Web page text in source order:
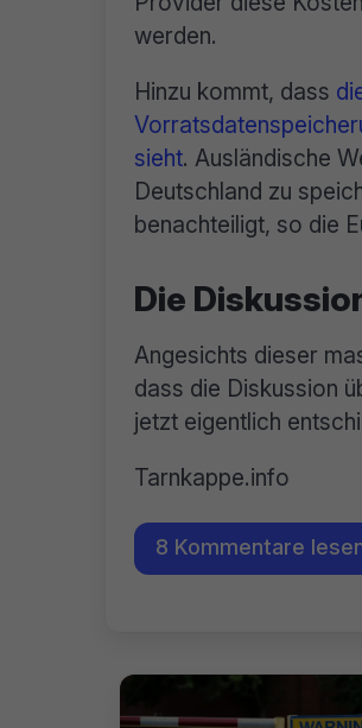
werden.
Hinzu kommt, dass
sieht. Ausländische
Deutschland zu
benachteiligt, so die
Die
Angesichts dieser
dass die Diskussion
jetzt eigentlich
Tarnkappe.info
8 Kommentare